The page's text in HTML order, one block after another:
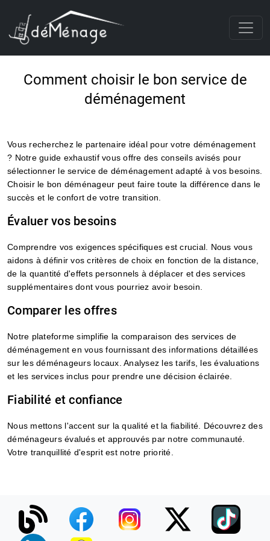
Comment choisir le bon service de
déménagement
Vous recherchez le partenaire idéal pour votre déménagement
? Notre guide exhaustif vous offre des conseils avisés pour
sélectionner le service de déménagement adapté à vos besoins.
Choisir le bon déménageur peut faire toute la différence dans le
succès et le confort de votre transition.
Évaluer vos besoins
Comprendre vos exigences spécifiques est crucial. Nous vous
aidons à définir vos critères de choix en fonction de la distance,
de la quantité d'effets personnels à déplacer et des services
supplémentaires dont vous pourriez avoir besoin.
Comparer les offres
Notre plateforme simplifie la comparaison des services de
déménagement en vous fournissant des informations détaillées
sur les déménageurs locaux. Analysez les tarifs, les évaluations
et les services inclus pour prendre une décision éclairée.
Fiabilité et confiance
Nous mettons l'accent sur la qualité et la fiabilité. Découvrez des
déménageurs évalués et approuvés par notre communauté.
Votre tranquillité d'esprit est notre priorité.